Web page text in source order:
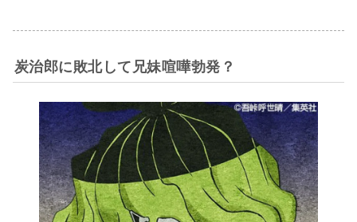
炭治郎に敗北して兄妹喧嘩勃発？